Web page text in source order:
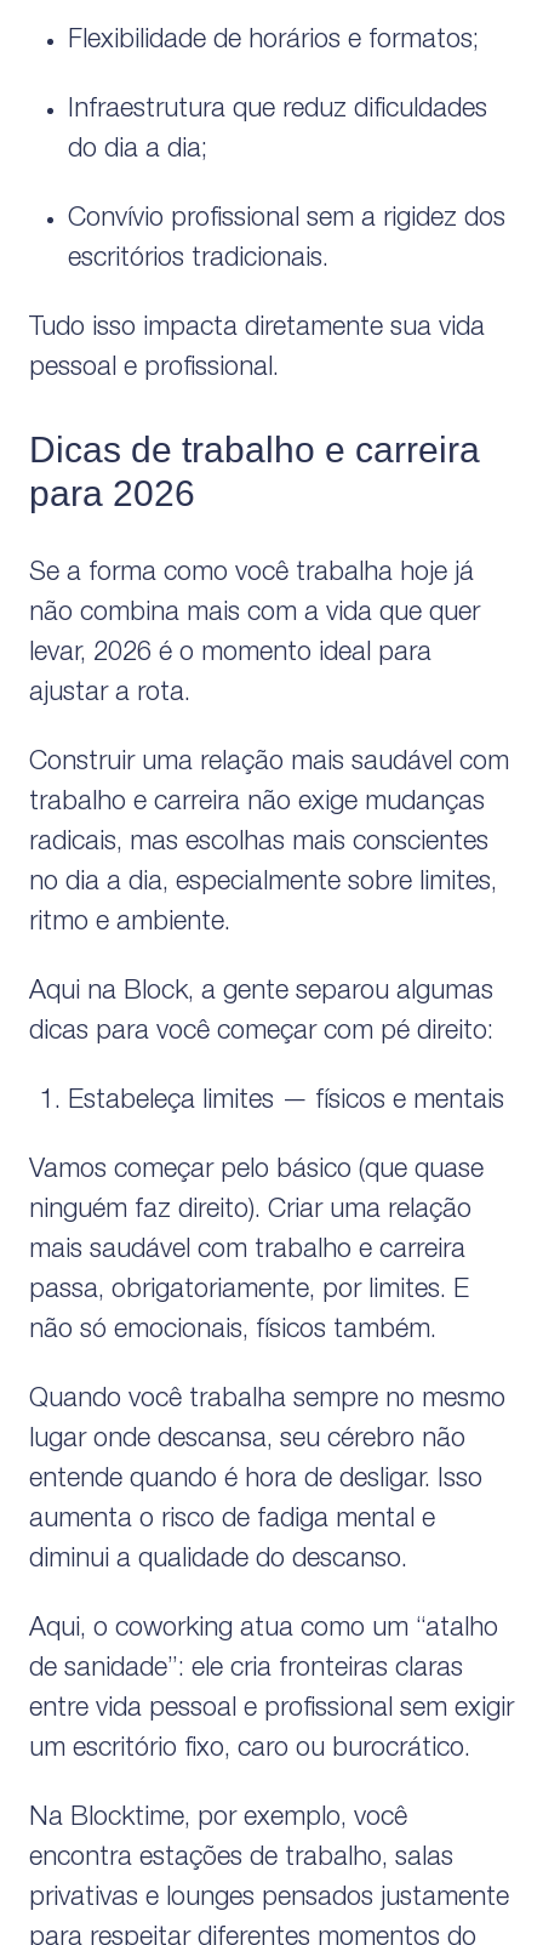
Flexibilidade de horários e formatos;
Infraestrutura que reduz dificuldades
do dia a dia;
Convívio profissional sem a rigidez dos
escritórios tradicionais.
Tudo isso impacta diretamente sua vida
pessoal e profissional.
Dicas de trabalho e carreira
para 2026
Se a forma como você trabalha hoje já
não combina mais com a vida que quer
levar, 2026 é o momento ideal para
ajustar a rota.
Construir uma relação mais saudável com
trabalho e carreira não exige mudanças
radicais, mas escolhas mais conscientes
no dia a dia, especialmente sobre limites,
ritmo e ambiente.
Aqui na Block, a gente separou algumas
dicas para você começar com pé direito:
Estabeleça limites — físicos e mentais
Vamos começar pelo básico (que quase
ninguém faz direito). Criar uma relação
mais saudável com trabalho e carreira
passa, obrigatoriamente, por limites. E
não só emocionais, físicos também.
Quando você trabalha sempre no mesmo
lugar onde descansa, seu cérebro não
entende quando é hora de desligar. Isso
aumenta o risco de fadiga mental e
diminui a qualidade do descanso.
Aqui, o coworking atua como um “atalho
de sanidade”: ele cria fronteiras claras
entre vida pessoal e profissional sem exigir
um escritório fixo, caro ou burocrático.
Na Blocktime, por exemplo, você
encontra estações de trabalho, salas
privativas e lounges pensados justamente
para respeitar diferentes momentos do